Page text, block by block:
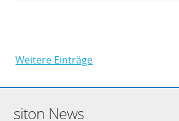
Weitere Einträge
siton News